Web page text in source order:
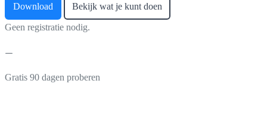
Download Bekijk wat je kunt doen
Geen registratie nodig.
Gratis 90 dagen proberen